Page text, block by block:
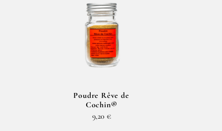
Poudre Rêve de
Cochin®
9,20 €